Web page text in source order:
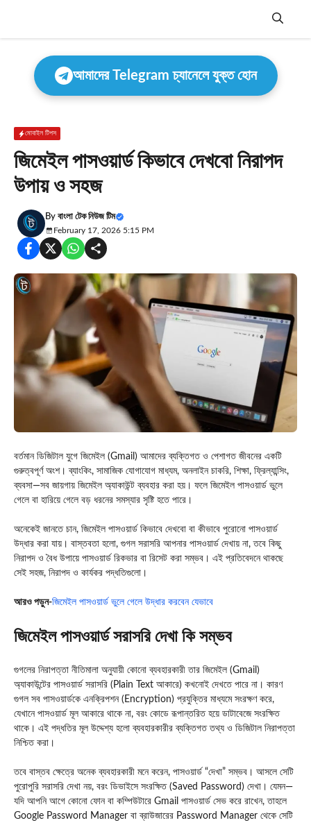
Menu
আমাদের Telegram চ্যানেলে যুক্ত হোন
মোবাইল টিপস
জিমেইল পাসওয়ার্ড কিভাবে দেখবো নিরাপদ
উপায় ও সহজ
By বাংলা টেক নিউজ টিম
February 17, 2026 5:15 PM
বর্তমান ডিজিটাল যুগে জিমেইল (Gmail) আমাদের ব্যক্তিগত ও পেশাগত জীবনের একটি
গুরুত্বপূর্ণ অংশ। ব্যাংকিং, সামাজিক যোগাযোগ মাধ্যম, অনলাইন চাকরি, শিক্ষা, ফ্রিল্যান্সিং,
ব্যবসা—সব জায়গায় জিমেইল অ্যাকাউন্ট ব্যবহার করা হয়। ফলে জিমেইল পাসওয়ার্ড ভুলে
গেলে বা হারিয়ে গেলে বড় ধরনের সমস্যার সৃষ্টি হতে পারে।
অনেকেই জানতে চান, জিমেইল পাসওয়ার্ড কিভাবে দেখবো বা কীভাবে পুরোনো পাসওয়ার্ড
উদ্ধার করা যায়। বাস্তবতা হলো, গুগল সরাসরি আপনার পাসওয়ার্ড দেখায় না, তবে কিছু
নিরাপদ ও বৈধ উপায়ে পাসওয়ার্ড রিকভার বা রিসেট করা সম্ভব। এই প্রতিবেদনে থাকছে
সেই সহজ, নিরাপদ ও কার্যকর পদ্ধতিগুলো।
আরও পড়ুন-জিমেইল পাসওয়ার্ড ভুলে গেলে উদ্ধার করবেন যেভাবে
জিমেইল পাসওয়ার্ড সরাসরি দেখা কি সম্ভব
গুগলের নিরাপত্তা নীতিমালা অনুযায়ী কোনো ব্যবহারকারী তার জিমেইল (Gmail)
অ্যাকাউন্টের পাসওয়ার্ড সরাসরি (Plain Text আকারে) কখনোই দেখতে পারে না। কারণ
গুগল সব পাসওয়ার্ডকে এনক্রিপশন (Encryption) প্রযুক্তির মাধ্যমে সংরক্ষণ করে,
যেখানে পাসওয়ার্ড মূল আকারে থাকে না, বরং কোডে রূপান্তরিত হয়ে ডাটাবেজে সংরক্ষিত
থাকে। এই পদ্ধতির মূল উদ্দেশ্য হলো ব্যবহারকারীর ব্যক্তিগত তথ্য ও ডিজিটাল নিরাপত্তা
নিশ্চিত করা।
তবে বাস্তব ক্ষেত্রে অনেক ব্যবহারকারী মনে করেন, পাসওয়ার্ড “দেখা” সম্ভব। আসলে সেটি
পুরোপুরি সরাসরি দেখা নয়, বরং ডিভাইসে সংরক্ষিত (Saved Password) দেখা। যেমন—
যদি আপনি আগে কোনো ফোন বা কম্পিউটারে Gmail পাসওয়ার্ড সেভ করে রাখেন, তাহলে
Google Password Manager বা ব্রাউজারের Password Manager থেকে সেটি